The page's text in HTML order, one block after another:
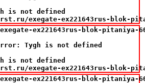
is not defined
exegate-ex221643rus-blok-
ex221643rus-blok-pitaniya-
Tygh is not defined
is not defined
exegate-ex221643rus-blok-
ex221643rus-blok-pitaniya-